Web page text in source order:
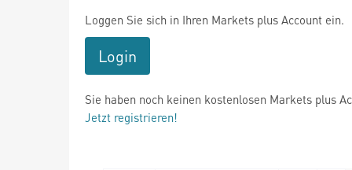
Loggen Sie sich in Ihren Markets plus Account ein.
Login
Sie haben noch keinen kostenlosen Markets plus
Jetzt registrieren!